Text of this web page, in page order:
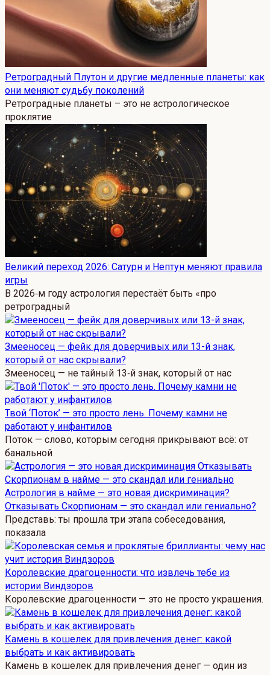
Ретроградный Плутон и другие медленные планеты: как
они меняют судьбу поколений
Ретроградные планеты – это не астрологическое
проклятие
Великий переход 2026: Сатурн и Нептун меняют правила
игры
В 2026‑м году астрология перестаёт быть «про
ретроградный
Змееносец — фейк для доверчивых или 13-й знак,
который от нас скрывали?
Змееносец — не тайный 13‑й знак, который от нас
Твой ‘Поток’ — это просто лень. Почему камни не
работают у инфантилов
Поток — слово, которым сегодня прикрывают всё: от
банальной
Астрология в найме — это новая дискриминация?
Отказывать Скорпионам — это скандал или гениально?
Представь: ты прошла три этапа собеседования,
показала
Королевские драгоценности: что извлечь тебе из
истории Виндзоров
Королевские драгоценности — это не просто украшения.
Камень в кошелек для привлечения денег: какой
выбрать и как активировать
Камень в кошелек для привлечения денег — один из